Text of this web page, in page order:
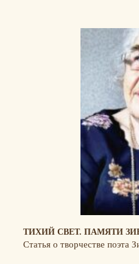
ТИХИЙ СВЕТ. ПАМЯТИ
Статья о творчестве поэта